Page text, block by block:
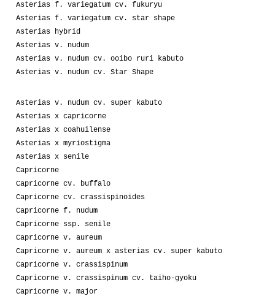
Asterias f. variegatum cv. fukuryu
Asterias f. variegatum cv. star shape
Asterias hybrid
Asterias v. nudum
Asterias v. nudum cv. ooibo ruri kabuto
Asterias v. nudum cv. Star Shape
Asterias v. nudum cv. super kabuto
Asterias x capricorne
Asterias x coahuilense
Asterias x myriostigma
Asterias x senile
Capricorne
Capricorne cv. buffalo
Capricorne cv. crassispinoides
Capricorne f. nudum
Capricorne ssp. senile
Capricorne v. aureum
Capricorne v. aureum x asterias cv. super kabuto
Capricorne v. crassispinum
Capricorne v. crassispinum cv. taiho-gyoku
Capricorne v. major